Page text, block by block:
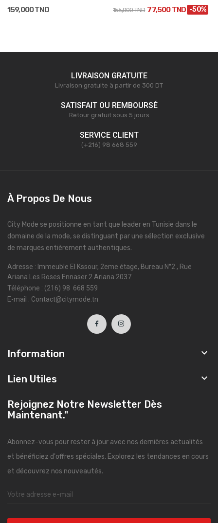
159,000 TND 155,000 TND 77,500 TND -50%
LIVRAISON GRATUITE
Livraison gratuite à partir de 300 DT
SATISFAIT OU REMBOURSÉ
Retour gratuit sous 5 jours
SERVICE CLIENT
(+216) 98 668 559
À Propos De Nous
City Mode se positionne en tant que leader en Tunisie dans le
domaine de la mode, se distinguant par une sélection exclusive
de marques entièrement authentiques.
Adresse : Immeuble El Kssour, 2eme étage, Bureau N°2 , Rue
Ariana Les Roses Ennaser 2 Ariana 2037
Téléphone : (216) 98 668 559
E-mail : Contact@citymode.tn
Information 
Lien Utiles 
Rejoignez Notre Newsletter Dès
Maintenant."
Abonnez-vous pour rester à jour avec nos dernières actualités
et bénéficiez d'offres spéciales. Explorez les tendances en cours
et découvrez nos nouveautés.